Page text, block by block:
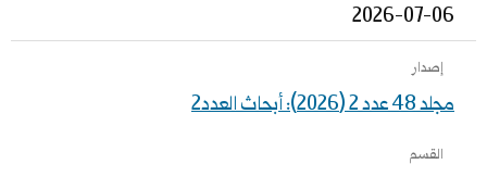
2026-07-06
إصدار
مجلد 48 عدد 2 (2026): أبحاث العدد2
القسم